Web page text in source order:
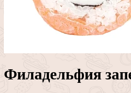
Филадельфия